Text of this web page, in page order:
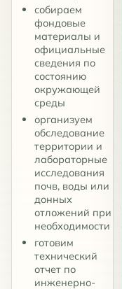
собираем
фондовые
материалы и
официальные
сведения по
состоянию
окружающей
среды
организуем
обследование
территории и
лабораторные
исследования
почв, воды или
донных
отложений при
необходимости
готовим
технический
отчет по
инженерно-